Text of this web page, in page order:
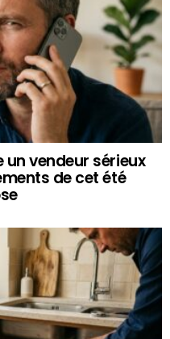
vendeur sérieux
de cet été